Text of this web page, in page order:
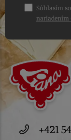
Súhlasím
nariadením
+421